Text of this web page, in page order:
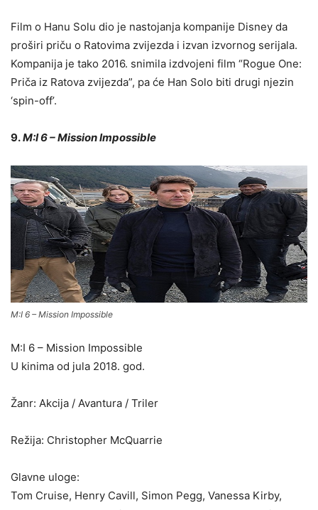
Film o Hanu Solu dio je nastojanja kompanije Disney da
proširi priču o Ratovima zvijezda i izvan izvornog serijala.
Kompanija je tako 2016. snimila izdvojeni film “Rogue One:
Priča iz Ratova zvijezda”, pa će Han Solo biti drugi njezin
‘spin-off’.
9.M:I 6 – Mission Impossible
M:I 6 – Mission Impossible
M:I 6 – Mission Impossible
U kinima od jula 2018. god.
Žanr: Akcija / Avantura / Triler
Režija: Christopher McQuarrie
Glavne uloge:
Tom Cruise, Henry Cavill, Simon Pegg, Vanessa Kirby,